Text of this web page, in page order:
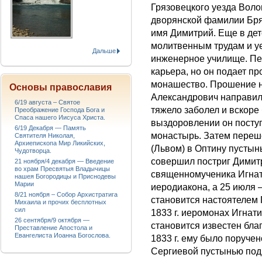
Грязовецкого уезда
дворянской фамилии
имя Димитрий. Еще в
молитвенным трудам и
инженерное училище.
карьера, но он подает
монашество. Прошение
Александрович
тяжело заболел и
выздоровлении он
монастырь. Затем
(Львом) в Оптину
совершил постриг
священномученика
иеродиакона, а 25 июля
становится
1833 г. иеромонах
становится известен
1833 г. ему было
Сергиевой пустынью
Дальше
Основы православия
6/19 августа – Святое
Преображение Господа Бога и
Спаса нашего Иисуса Христа.
6/19 Декабря — Память
Святителя Николая,
Архиепископа Мир Ликийских,
Чудотворца.
21 ноября/4 декабря — Введение
во храм Пресвятыя Владычицы
нашея Богородицы и Приснодевы
Марии
8/21 ноября – Собор Архистратига
Михаила и прочих бесплотных
сил
26 сентября/9 октября —
Преставление Апостола и
Евангелиста Иоанна Богослова.